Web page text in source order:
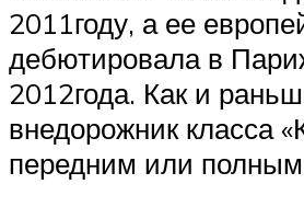
2011году, а ее
дебютировала в
2012года. Как и
внедорожник класса
передним или